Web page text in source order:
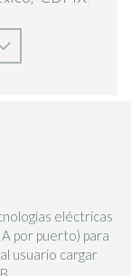
eléctricas
por puerto) para
usuario cargar